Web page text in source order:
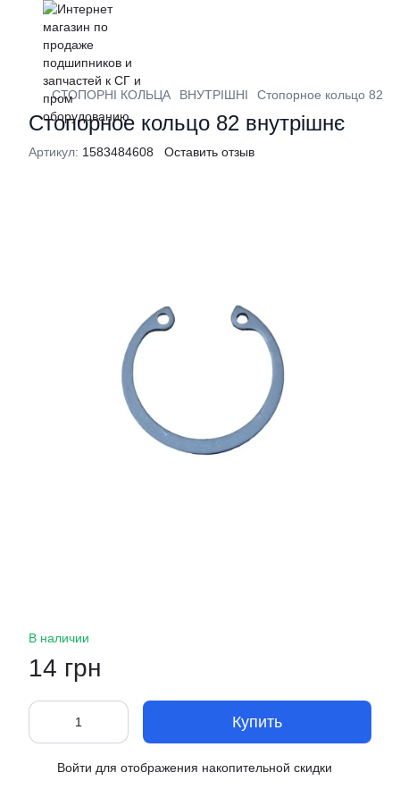
СТОПОРНІ КОЛЬЦА ВНУТРІШНІ Стопорное кольцо 82
Стопорное кольцо 82 внутрішнє
Артикул: 1583484608 Оставить отзыв
В наличии
14 грн
Купить
Войти для отображения накопительной скидки